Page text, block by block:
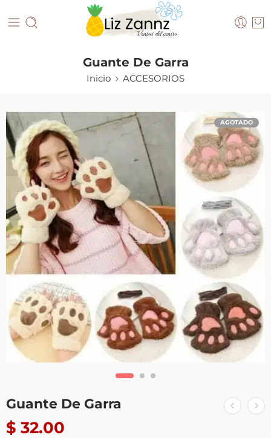
Guante De Garra
Inicio ACCESORIOS
AGOTADO
Guante De Garra
$ 32.00